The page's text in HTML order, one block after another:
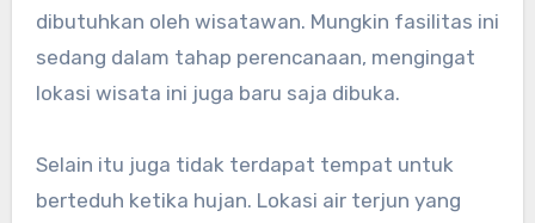
dibutuhkan oleh wisatawan. Mungkin fasilitas ini
sedang dalam tahap perencanaan, mengingat
lokasi wisata ini juga baru saja dibuka.
Selain itu juga tidak terdapat tempat untuk
berteduh ketika hujan. Lokasi air terjun yang